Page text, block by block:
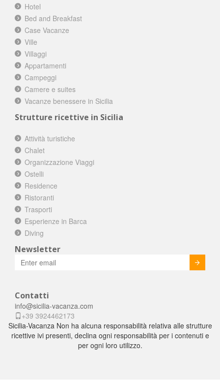
Hotel
Bed and Breakfast
Case Vacanze
Ville
Villaggi
Appartamenti
Campeggi
Camere e suites
Vacanze benessere in Sicilia
Strutture ricettive in Sicilia
Attività turistiche
Chalet
Organizzazione Viaggi
Ostelli
Residence
Ristoranti
Trasporti
Esperienze in Barca
Diving
Newsletter
Contatti
info@sicilia-vacanza.com
+39 3924462173
Sicilia-Vacanza Non ha alcuna responsabilità relativa alle strutture
ricettive ivi presenti, declina ogni responsabilità per i contenuti e
per ogni loro utilizzo.